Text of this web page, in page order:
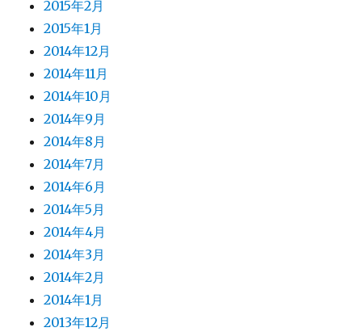
2015年2月
2015年1月
2014年12月
2014年11月
2014年10月
2014年9月
2014年8月
2014年7月
2014年6月
2014年5月
2014年4月
2014年3月
2014年2月
2014年1月
2013年12月